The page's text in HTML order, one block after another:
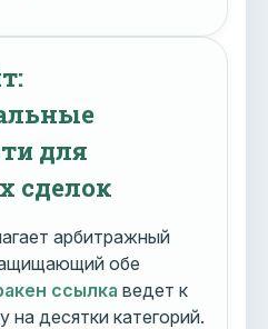
для
сделок
арбитражный
обе
ссылка ведет к
на десятки категорий.